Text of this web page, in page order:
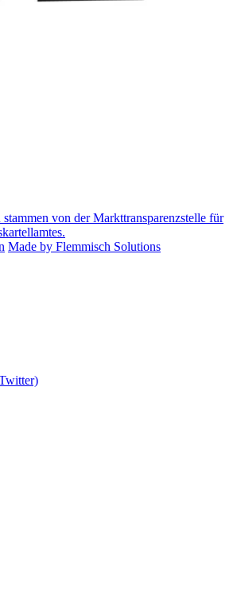
von der Markttransparenzstelle für
Made by Flemmisch Solutions